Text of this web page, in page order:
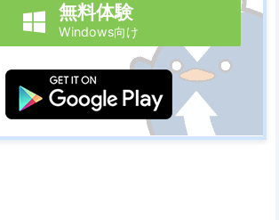
 無料体験
Windows向け